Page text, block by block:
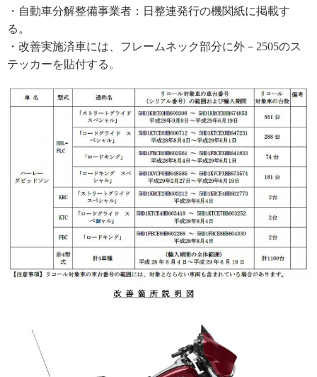
・自動車分解整備事業者：日整連発行の機関紙に掲載す
る。
・改善実施済車には、フレームネック部分に外－2505のス
テッカーを貼付する。